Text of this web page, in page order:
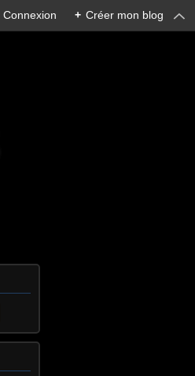
Connexion + Créer mon blog